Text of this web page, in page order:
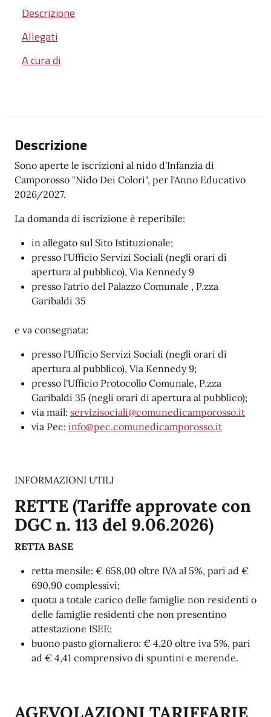
Descrizione
Allegati
A cura di
Descrizione
Sono aperte le iscrizioni al nido d'Infanzia di
Camporosso "Nido Dei Colori", per l'Anno Educativo
2026/2027.
La domanda di iscrizione è reperibile:
in allegato sul Sito Istituzionale;
presso l'Ufficio Servizi Sociali (negli orari di
apertura al pubblico), Via Kennedy 9
presso l'atrio del Palazzo Comunale , P.zza
Garibaldi 35
e va consegnata:
presso l'Ufficio Servizi Sociali (negli orari di
apertura al pubblico), Via Kennedy 9;
presso l'Ufficio Protocollo Comunale, P.zza
Garibaldi 35 (negli orari di apertura al pubblico);
via mail: servizisociali@comunedicamporosso.it
via Pec: info@pec.comunedicamporosso.it
INFORMAZIONI UTILI
RETTE (Tariffe approvate con
DGC n. 113 del 9.06.2026)
RETTA BASE
retta mensile: € 658,00 oltre IVA al 5%, pari ad €
690,90 complessivi;
quota a totale carico delle famiglie non residenti o
delle famiglie residenti che non presentino
attestazione ISEE;
buono pasto giornaliero: € 4,20 oltre iva 5%, pari
ad € 4,41 comprensivo di spuntini e merende.
AGEVOLAZIONI TARIFFARIE